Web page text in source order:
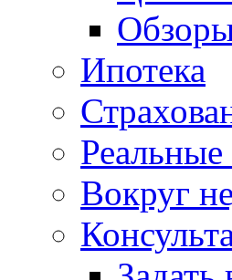
Ипотека
Вокруг